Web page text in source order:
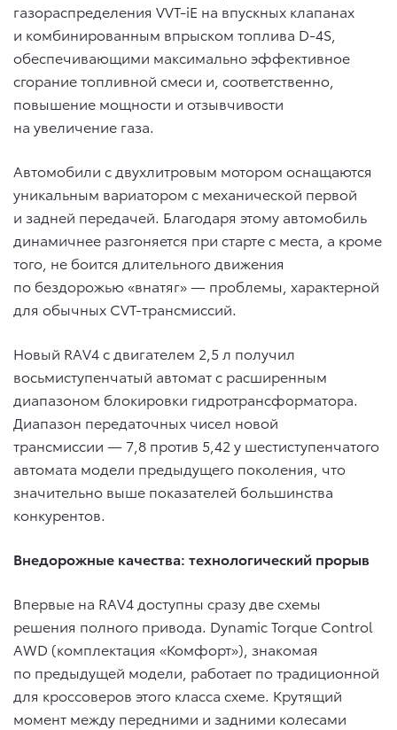
газораспределения VVT-iE на впускных клапанах
и комбинированным впрыском топлива D-4S,
обеспечивающими максимально эффективное
сгорание топливной смеси и, соответственно,
повышение мощности и отзывчивости
на увеличение газа.
Автомобили с двухлитровым мотором оснащаются
уникальным вариатором с механической первой
и задней передачей. Благодаря этому автомобиль
динамичнее разгоняется при старте с места, а кроме
того, не боится длительного движения
по бездорожью «внатяг» — проблемы, характерной
для обычных CVT-трансмиссий.
Новый RAV4 с двигателем 2,5 л получил
восьмиступенчатый автомат с расширенным
диапазоном блокировки гидротрансформатора.
Диапазон передаточных чисел новой
трансмиссии — 7,8 против 5,42 у шестиступенчатого
автомата модели предыдущего поколения, что
значительно выше показателей большинства
конкурентов.
Внедорожные качества: технологический прорыв
Впервые на RAV4 доступны сразу две схемы
решения полного привода. Dynamic Torque Control
AWD (комплектация «Комфорт»), знакомая
по предыдущей модели, работает по традиционной
для кроссоверов этого класса схеме. Крутящий
момент между передними и задними колесами